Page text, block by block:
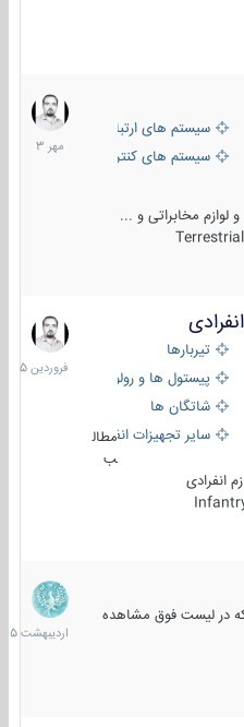
سیستم های ارتباطی و جمع آوری
سیستم های کنترل آتش و تجهیزات
مخابراتی و ...
1
مهر
1403
تیربارها
پیستول ها و رولورها
شاتگان ها
سایر تجهیزات انفرادی
مطال
ب
17
فروردین
1405
لیست فوق مشاهده
27
1405